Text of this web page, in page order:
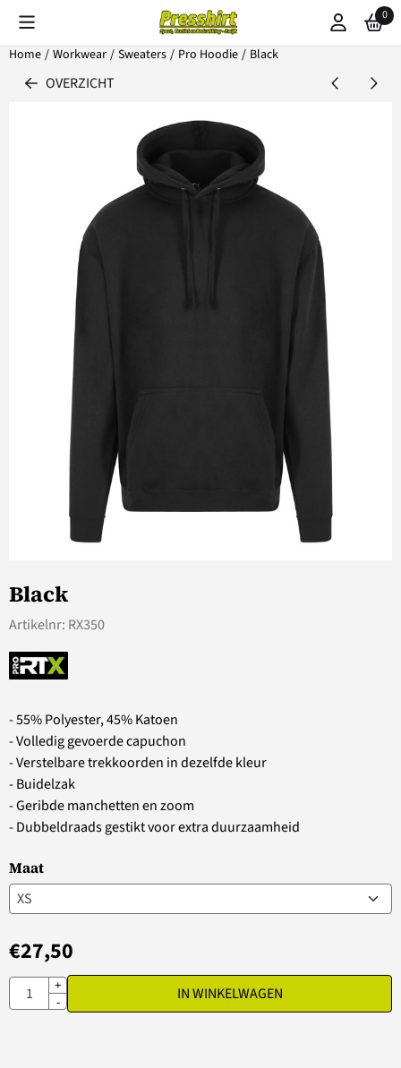
Cookievoorkeuren zijn beschikbaar. Kies instellingen of sta alle 0
Home / Workwear / Sweaters / Pro Hoodie / Black
OVERZICHT
Black
Artikelnr: RX350
- 55% Polyester, 45% Katoen
- Volledig gevoerde capuchon
- Verstelbare trekkoorden in dezelfde kleur
- Buidelzak
- Geribde manchetten en zoom
- Dubbeldraads gestikt voor extra duurzaamheid
Maat
€27,50
Aantal
+
-
IN WINKELWAGEN